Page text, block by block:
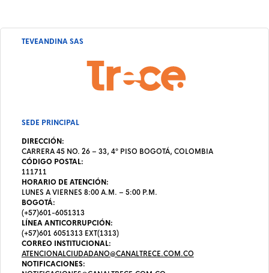
TEVEANDINA SAS
SEDE PRINCIPAL
DIRECCIÓN:
CARRERA 45 NO. 26 – 33, 4º PISO BOGOTÁ, COLOMBIA
CÓDIGO POSTAL:
111711
HORARIO DE ATENCIÓN:
LUNES A VIERNES 8:00 A.M. – 5:00 P.M.
BOGOTÁ:
(+57)601-6051313
LÍNEA ANTICORRUPCIÓN:
(+57)601 6051313 EXT(1313)
CORREO INSTITUCIONAL:
ATENCIONALCIUDADANO@CANALTRECE.COM.CO
NOTIFICACIONES: